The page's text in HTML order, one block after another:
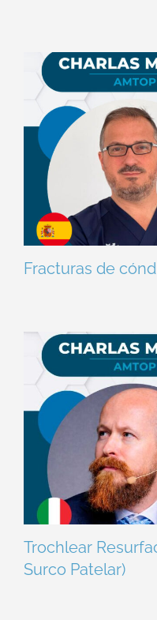
Fracturas de
Trochlear
Surco Patelar)